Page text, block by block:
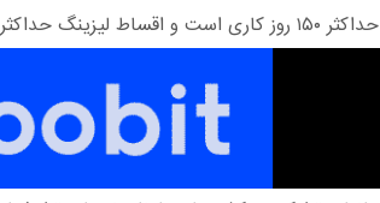
حداکثر ۱۵۰ روز کاری است و اقساط لیزینگ حداکثر تا ۳۶ ماه قابل بازپرداخت خواهد بود.